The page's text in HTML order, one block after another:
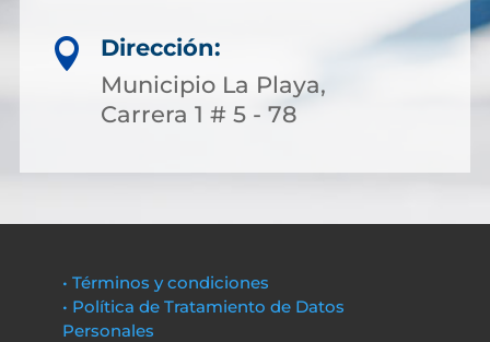

Dirección:
Municipio La Playa,
Carrera 1 # 5 - 78
• Términos y condiciones
• Política de Tratamiento de Datos
Personales